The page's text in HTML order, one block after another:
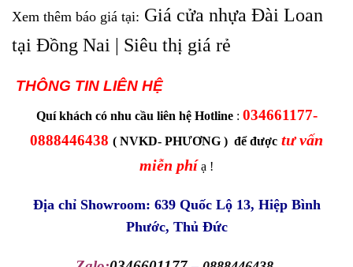
Xem thêm báo giá tại: Giá cửa nhựa Đài Loan
tại Đồng Nai | Siêu thị giá rẻ
THÔNG TIN LIÊN HỆ
Quí khách có nhu cầu liên hệ Hotline: 034661177-
0888446438 ( NVKD- PHƯƠNG ) để được tư vấn
miễn phí ạ !
Địa chỉ Showroom: 639 Quốc Lộ 13, Hiệp Bình
Phước, Thủ Đức